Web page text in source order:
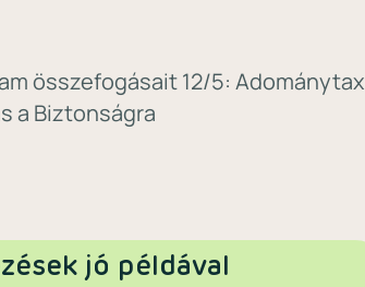
összefogásait 12/5:
a Biztonságra
jó példával